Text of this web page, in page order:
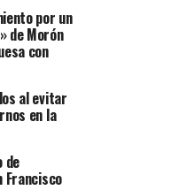
por un
de Morón
con
al evitar
en la
de
Francisco